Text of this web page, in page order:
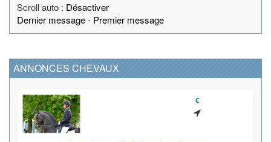
Scroll auto : Désactiver
Dernier message- Premier message
ANNONCES CHEVAUX
€